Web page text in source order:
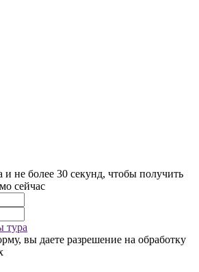
и не более 30 секунд, чтобы получить
сейчас
тура
вы даете разрешение на обработку